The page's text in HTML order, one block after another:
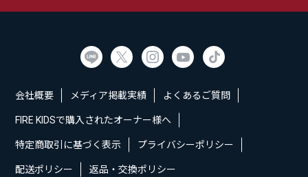
会社概要 メディア掲載実績 よくあるご質問
FIRE KIDSで購入されたオーナー様へ
特定商取引に基づく表示 プライバシーポリシー
配送ポリシー 返品・交換ポリシー